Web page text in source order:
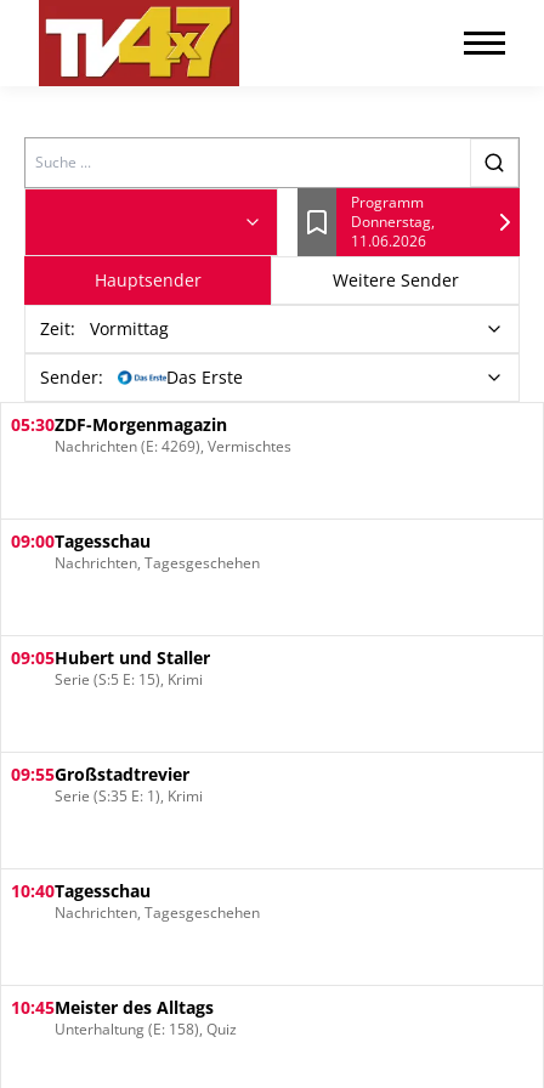
Search
Lesezeichen
Programm
Donnerstag,
11.06.2026
Hauptsender Weitere Sender
Zeit: Vormittag
Sender: Das Erste
05:30ZDF-Morgenmagazin
Nachrichten (E: 4269), Vermischtes
09:00Tagesschau
Nachrichten, Tagesgeschehen
09:05Hubert und Staller
Serie (S:5 E: 15), Krimi
09:55Großstadtrevier
Serie (S:35 E: 1), Krimi
10:40Tagesschau
Nachrichten, Tagesgeschehen
10:45Meister des Alltags
Unterhaltung (E: 158), Quiz